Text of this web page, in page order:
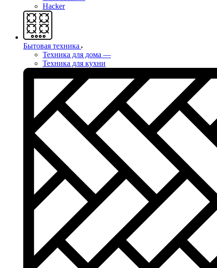
Hacker
Бытовая техника
Техника для дома —
Техника для кухни